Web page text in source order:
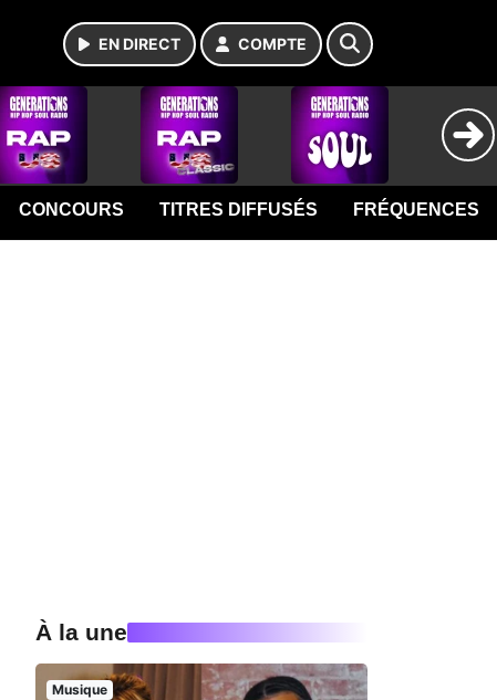
EN DIRECT COMPTE
CONCOURS TITRES DIFFUSÉS FRÉQUENCES
À la une
Musique